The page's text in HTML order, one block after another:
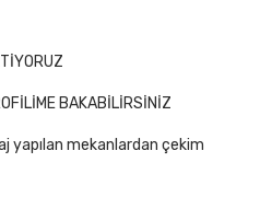
BAKABİLİRSİNİZ
yapılan mekanlardan çekim